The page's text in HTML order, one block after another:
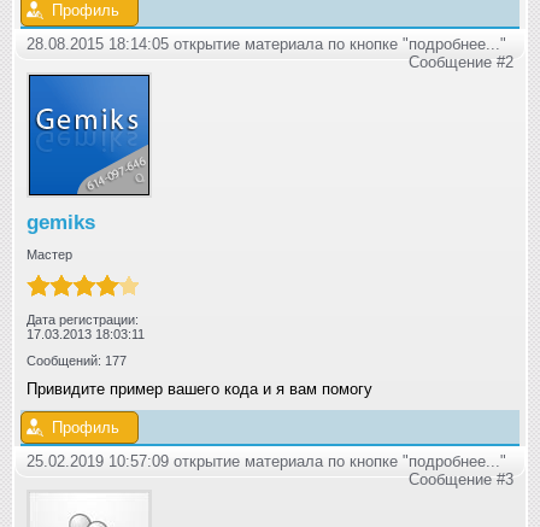
Профиль
28.08.2015 18:14:05 открытие материала по кнопке "подробнее..."
Сообщение #2
gemiks
Мастер
Дата регистрации:
17.03.2013 18:03:11
Сообщений: 177
Привидите пример вашего кода и я вам помогу
Профиль
25.02.2019 10:57:09 открытие материала по кнопке "подробнее..."
Сообщение #3